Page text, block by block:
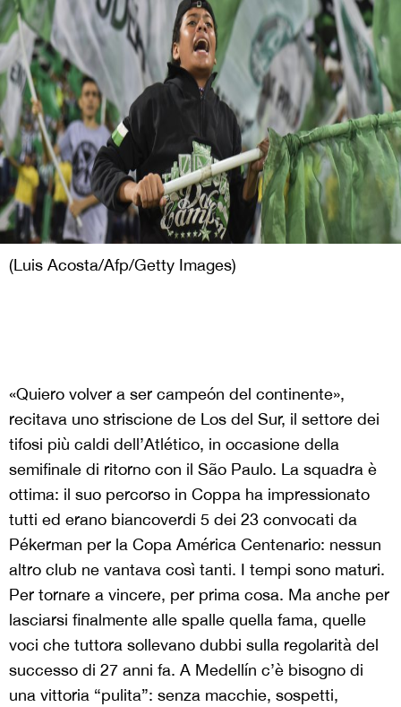
(Luis Acosta/Afp/Getty Images)
«Quiero volver a ser campeón del continente»,
recitava uno striscione de Los del Sur, il settore dei
tifosi più caldi dell’Atlético, in occasione della
semifinale di ritorno con il São Paulo. La squadra è
ottima: il suo percorso in Coppa ha impressionato
tutti ed erano biancoverdi 5 dei 23 convocati da
Pékerman per la Copa América Centenario: nessun
altro club ne vantava così tanti. I tempi sono maturi.
Per tornare a vincere, per prima cosa. Ma anche per
lasciarsi finalmente alle spalle quella fama, quelle
voci che tuttora sollevano dubbi sulla regolarità del
successo di 27 anni fa. A Medellín c’è bisogno di
una vittoria “pulita”: senza macchie, sospetti,